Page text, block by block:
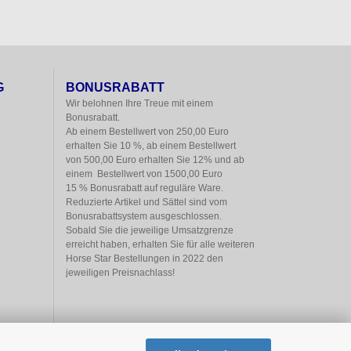
BONUSRABATT
Wir belohnen Ihre Treue mit einem
Bonusrabatt.
Ab einem Bestellwert von 250,00 Euro
erhalten Sie 10 %, ab einem Bestellwert
von 500,00 Euro erhalten Sie 12% und ab
einem  Bestellwert von 1500,00 Euro
15 % Bonusrabatt auf reguläre Ware.
Reduzierte Artikel und Sättel sind vom
Bonusrabattsystem ausgeschlossen.
Sobald Sie die jeweilige Umsatzgrenze
erreicht haben, erhalten Sie für alle weiteren
Horse Star Bestellungen in 2022 den
jeweiligen Preisnachlass!